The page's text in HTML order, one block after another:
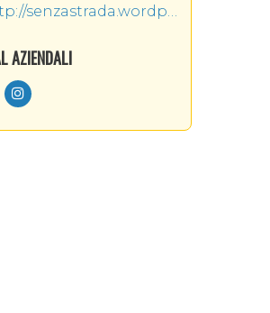
senzastrada.wordpress.com
AZIENDALI